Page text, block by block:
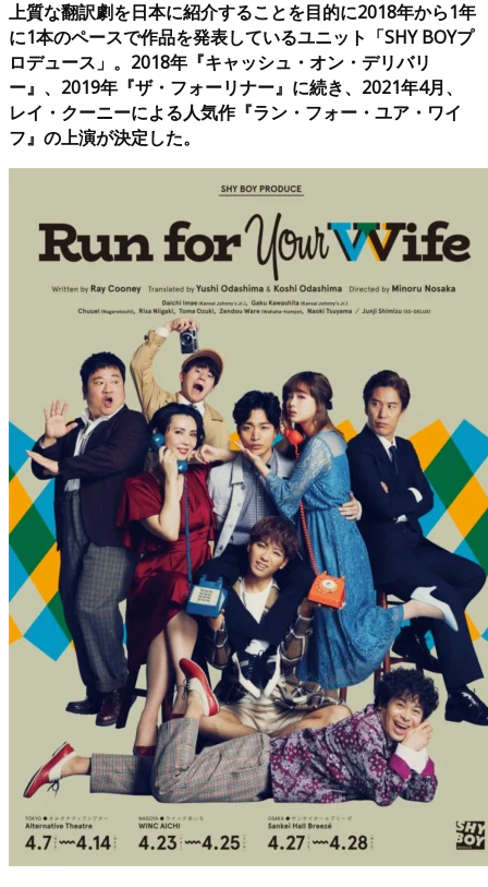
上質な翻訳劇を日本に紹介することを目的に2018年から1年
に1本のペースで作品を発表しているユニット「SHY BOYプ
ロデュース」。2018年『キャッシュ・オン・デリバリ
ー』、2019年『ザ・フォーリナー』に続き、2021年4月、
レイ・クーニーによる人気作『ラン・フォー・ユア・ワイ
フ』の上演が決定した。